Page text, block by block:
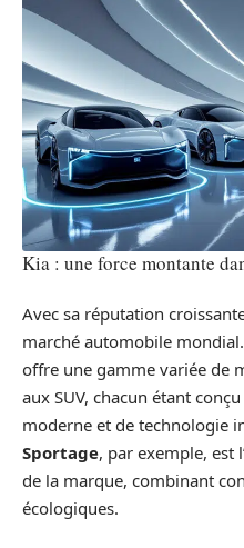
Kia : une force montante
Avec sa réputation
marché automobile
offre une gamme variée de
aux SUV, chacun étant
moderne et de technologie
Sportage, par exemple, est
de la marque, combinant
écologiques.